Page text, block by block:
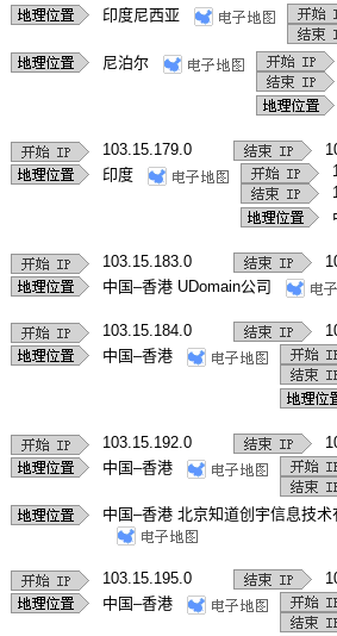
印度尼西亚
尼泊尔
103.15.179.0
印度
103.15.183.0
中国–香港 UDomain公司
103.15.184.0
中国–香港
103.15.192.0
中国–香港
中国–香港 北京知道创宇信息技
103.15.195.0
中国–香港